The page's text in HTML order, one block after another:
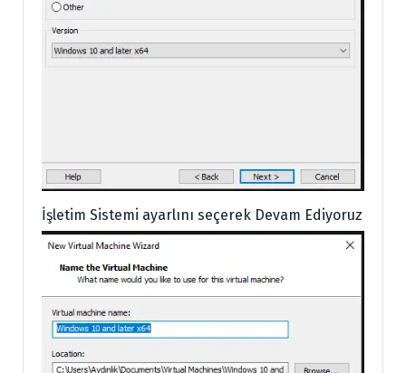
İşletim Sistemi ayarlını seçerek Devam Ediyoruz